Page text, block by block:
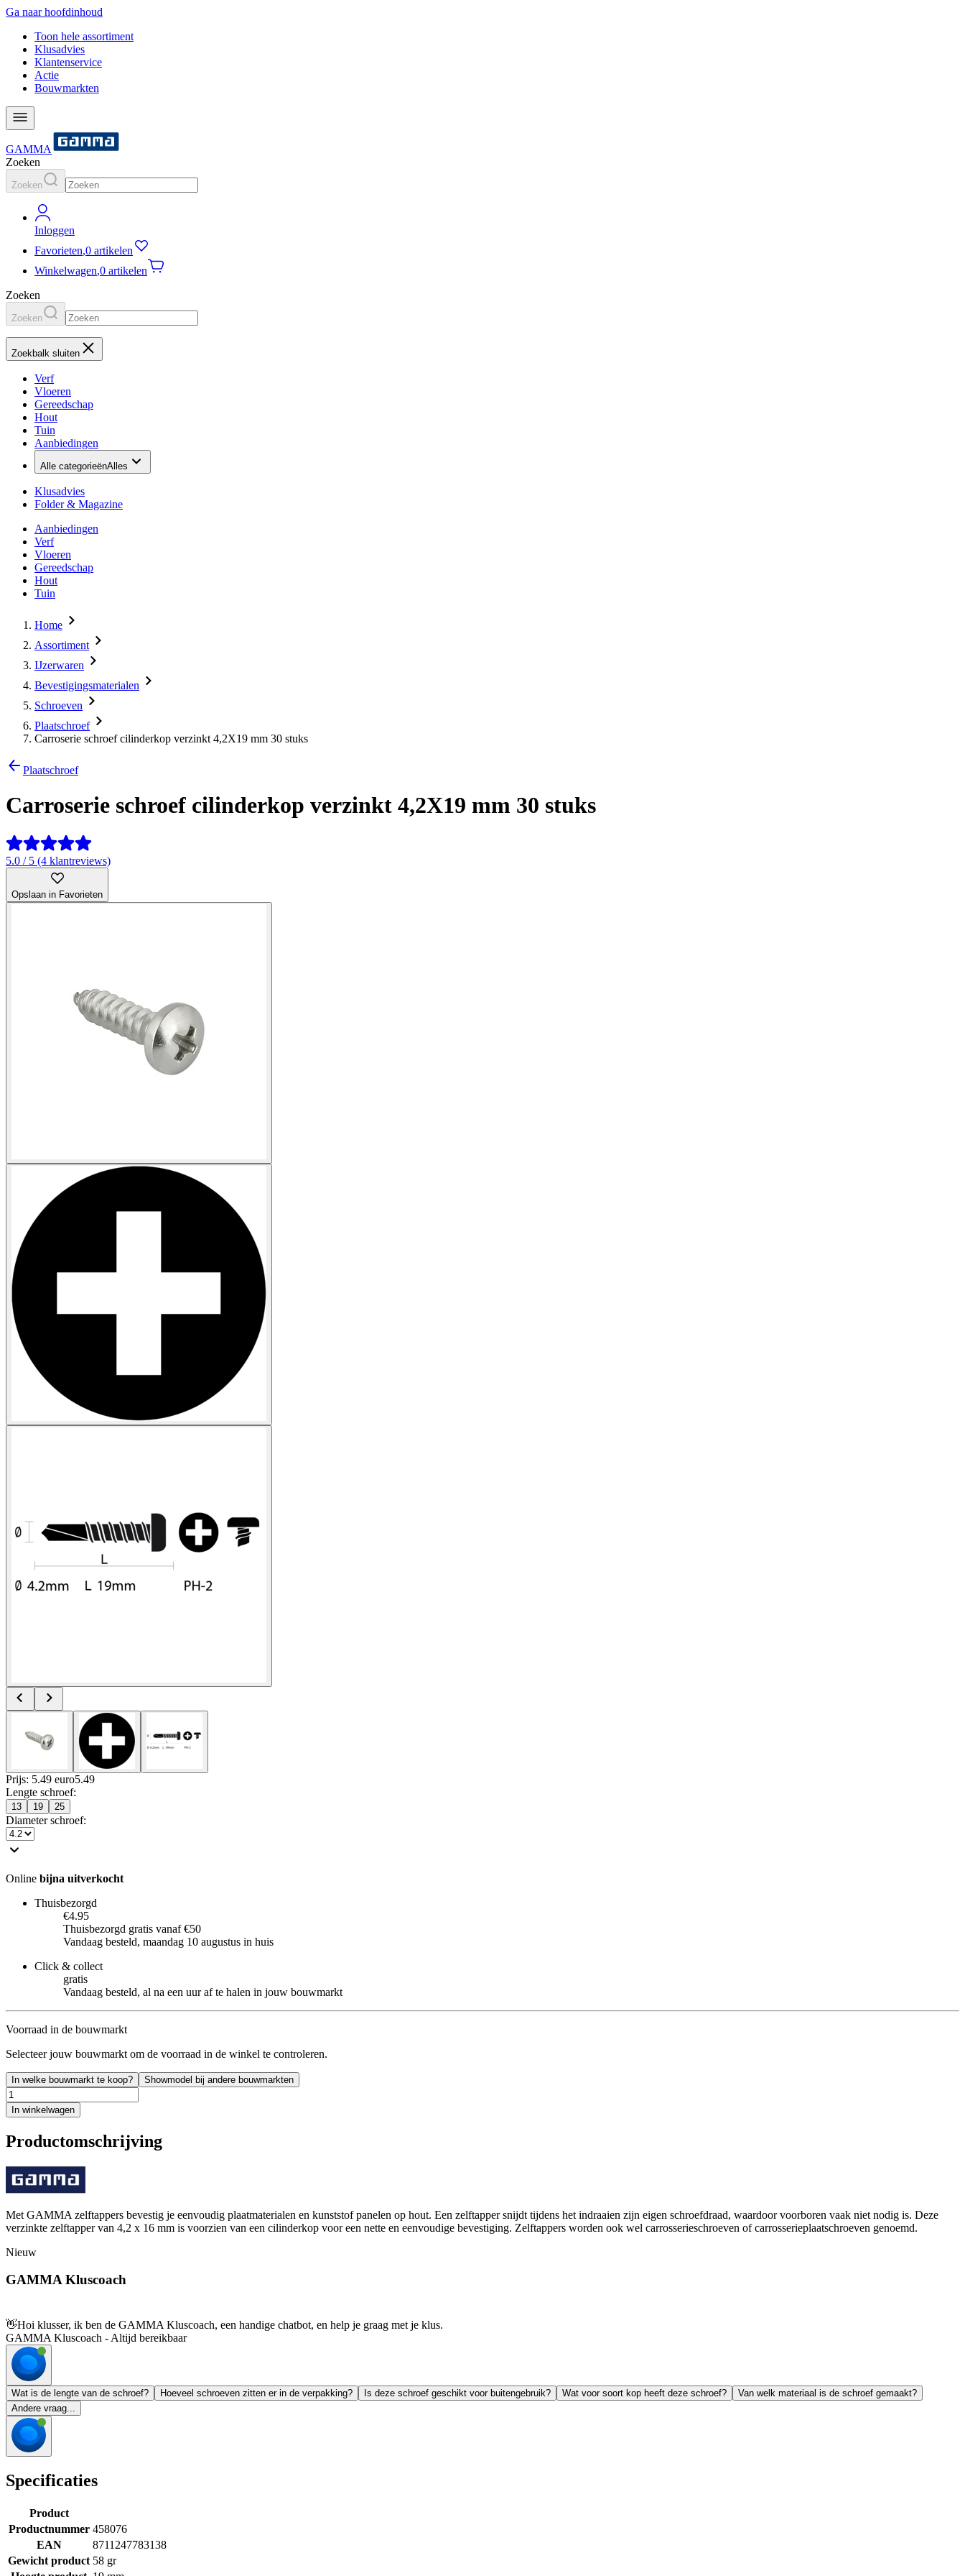
Ga naar hoofdinhoud
Toon hele assortiment
Klusadvies
Klantenservice
Actie
Bouwmarkten
GAMMA
Zoeken
Zoeken
Inloggen
Favorieten,0 artikelen
Winkelwagen,0 artikelen
Zoeken
Zoeken
Zoekbalk sluiten
Verf
Vloeren
Gereedschap
Hout
Tuin
Aanbiedingen
Alle categorieënAlles
Klusadvies
Folder & Magazine
Aanbiedingen
Verf
Vloeren
Gereedschap
Hout
Tuin
Home
Assortiment
IJzerwaren
Bevestigingsmaterialen
Schroeven
Plaatschroef
Carroserie schroef cilinderkop verzinkt 4,2X19 mm 30 stuks
Plaatschroef
Carroserie schroef cilinderkop verzinkt 4,2X19 mm 30 stuks
5.0 / 5 (4 klantreviews)
Opslaan in Favorieten
Prijs: 5.49 euro5.49
Lengte schroef:
13 19 25
Diameter schroef:
Online bijna uitverkocht
Thuisbezorgd
€4.95
Thuisbezorgd gratis vanaf €50
Vandaag besteld, maandag 10 augustus in huis
Click & collect
gratis
Vandaag besteld, al na een uur af te halen in jouw bouwmarkt
Voorraad in de bouwmarkt
Selecteer jouw bouwmarkt om de voorraad in de winkel te controleren.
In welke bouwmarkt te koop? Showmodel bij andere bouwmarkten
In winkelwagen
Productomschrijving
Met GAMMA zelftappers bevestig je eenvoudig plaatmaterialen en kunststof panelen op hout. Een zelftapper snijdt tijdens het indraaien zijn eigen schroefdraad, waardoor voorboren vaak niet nodig is. Deze
verzinkte zelftapper van 4,2 x 16 mm is voorzien van een cilinderkop voor een nette en eenvoudige bevestiging. Zelftappers worden ook wel carrosserieschroeven of carrosserieplaatschroeven genoemd.
Nieuw
GAMMA Kluscoach
👋Hoi klusser, ik ben de GAMMA Kluscoach, een handige chatbot, en help je graag met je klus.
GAMMA Kluscoach - Altijd bereikbaar
Wat is de lengte van de schroef? Hoeveel schroeven zitten er in de verpakking? Is deze schroef geschikt voor buitengebruik? Wat voor soort kop heeft deze schroef?
Van welk materiaal is de schroef gemaakt?
Andere vraag...
Specificaties
Product
Productnummer 458076
EAN
8711247783138
Gewicht product 58 gr